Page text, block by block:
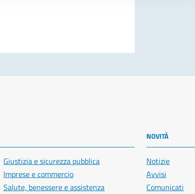
Giustizia e sicurezza pubblica
Imprese e commercio
Salute, benessere e assistenza
NOVITÀ
Notizie
Avvisi
Comunicati